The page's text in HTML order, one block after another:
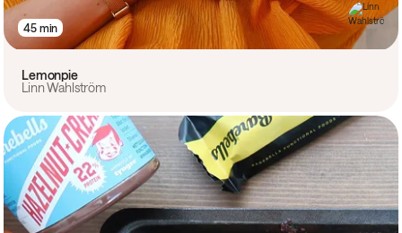
45 min
Lemonpie
Linn Wahlström